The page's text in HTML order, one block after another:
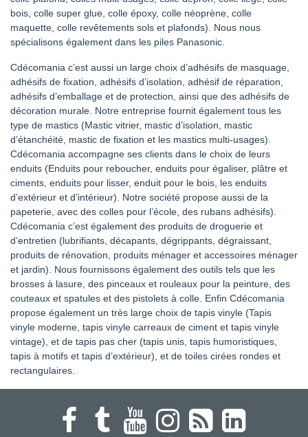
bois, colle super glue, colle époxy, colle néoprène, colle
maquette, colle revêtements sols et plafonds). Nous nous
spécialisons également dans les piles Panasonic.
Cdécomania c’est aussi un large choix d’adhésifs de masquage,
adhésifs de fixation, adhésifs d’isolation, adhésif de réparation,
adhésifs d’emballage et de protection, ainsi que des adhésifs de
décoration murale. Notre entreprise fournit également tous les
type de mastics (Mastic vitrier, mastic d’isolation, mastic
d’étanchéité, mastic de fixation et les mastics multi-usages).
Cdécomania accompagne ses clients dans le choix de leurs
enduits (Enduits pour reboucher, enduits pour égaliser, plâtre et
ciments, enduits pour lisser, enduit pour le bois, les enduits
d’extérieur et d’intérieur). Notre société propose aussi de la
papeterie, avec des colles pour l’école, des rubans adhésifs).
Cdécomania c’est également des produits de droguerie et
d’entretien (lubrifiants, décapants, dégrippants, dégraissant,
produits de rénovation, produits ménager et accessoires ménager
et jardin). Nous fournissons également des outils tels que les
brosses à lasure, des pinceaux et rouleaux pour la peinture, des
couteaux et spatules et des pistolets à colle. Enfin Cdécomania
propose également un très large choix de tapis vinyle (Tapis
vinyle moderne, tapis vinyle carreaux de ciment et tapis vinyle
vintage), et de tapis pas cher (tapis unis, tapis humoristiques,
tapis à motifs et tapis d’extérieur), et de toiles cirées rondes et
rectangulaires.